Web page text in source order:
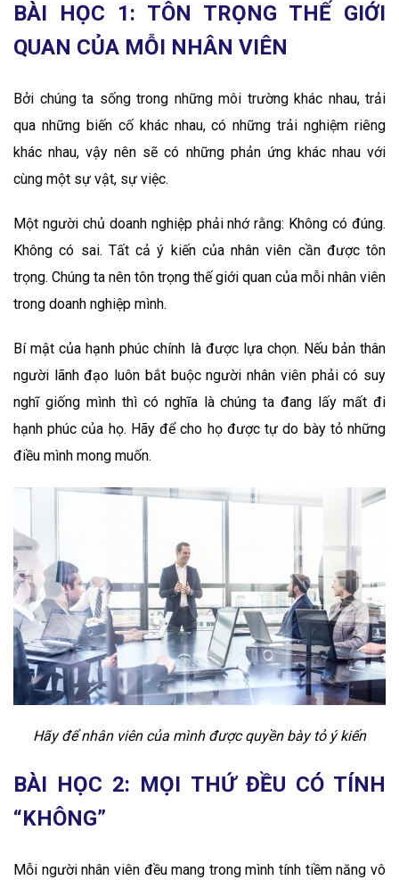
BÀI HỌC 1: TÔN TRỌNG THẾ GIỚI
QUAN CỦA MỖI NHÂN VIÊN
Bởi chúng ta sống trong những môi trường khác nhau, trải
qua những biến cố khác nhau, có những trải nghiệm riêng
khác nhau, vậy nên sẽ có những phản ứng khác nhau với
cùng một sự vật, sự việc.
Một người chủ doanh nghiệp phải nhớ rằng: Không có đúng.
Không có sai. Tất cả ý kiến của nhân viên cần được tôn
trọng. Chúng ta nên tôn trọng thế giới quan của mỗi nhân viên
trong doanh nghiệp mình.
Bí mật của hạnh phúc chính là được lựa chọn. Nếu bản thân
người lãnh đạo luôn bắt buộc người nhân viên phải có suy
nghĩ giống mình thì có nghĩa là chúng ta đang lấy mất đi
hạnh phúc của họ. Hãy để cho họ được tự do bày tỏ những
điều mình mong muốn.
Hãy để nhân viên của mình được quyền bày tỏ ý kiến
BÀI HỌC 2: MỌI THỨ ĐỀU CÓ TÍNH
“KHÔNG”
Mỗi người nhân viên đều mang trong mình tính tiềm năng vô